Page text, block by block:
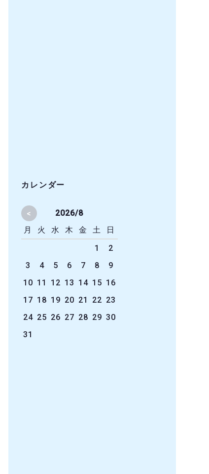
カレンダー
<
2026/8
月
火 水 木 金 土
日
1
2
3
4 5 6 7 8
9
10 11 12 13 14 15 16
17 18 19 20 21 22 23
24 25 26 27 28 29 30
31